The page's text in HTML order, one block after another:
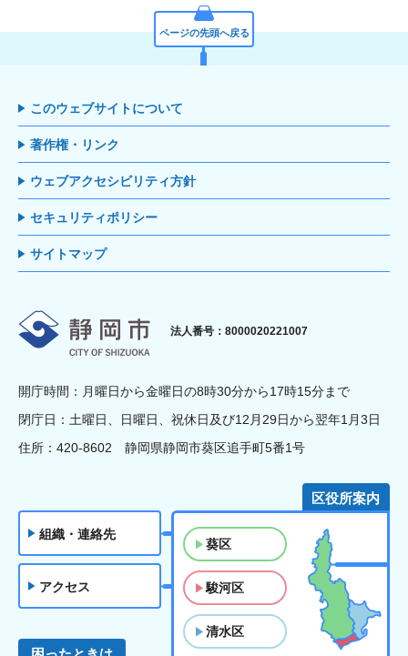
ページの先頭へ戻る
このウェブサイトについて
著作権・リンク
ウェブアクセシビリティ方針
セキュリティポリシー
サイトマップ
静岡市
法人番号：8000020221007
開庁時間：月曜日から金曜日の8時30分から17時15分まで
閉庁日：土曜日、日曜日、祝休日及び12月29日から翌年1月3日
住所：420-8602 静岡県静岡市葵区追手町5番1号
組織・連絡先
アクセス
区役所案内
葵区
駿河区
清水区